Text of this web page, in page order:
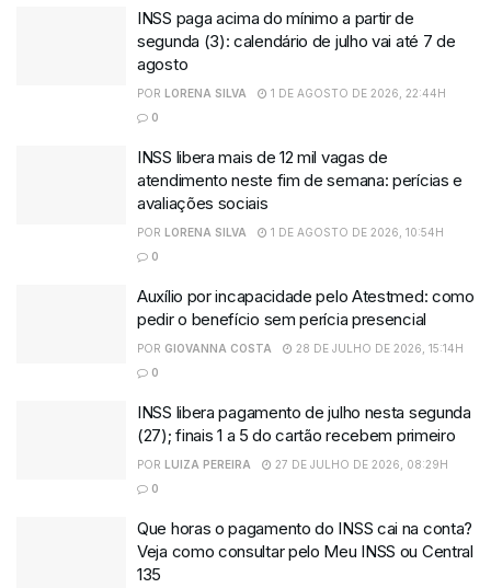
INSS paga acima do mínimo a partir de
segunda (3): calendário de julho vai até 7 de
agosto
POR LORENA SILVA
1 DE AGOSTO DE 2026, 22:44H
0
INSS libera mais de 12 mil vagas de
atendimento neste fim de semana: perícias e
avaliações sociais
POR LORENA SILVA
1 DE AGOSTO DE 2026, 10:54H
0
Auxílio por incapacidade pelo Atestmed: como
pedir o benefício sem perícia presencial
POR GIOVANNA COSTA
28 DE JULHO DE 2026, 15:14H
0
INSS libera pagamento de julho nesta segunda
(27); finais 1 a 5 do cartão recebem primeiro
POR LUIZA PEREIRA
27 DE JULHO DE 2026, 08:29H
0
Que horas o pagamento do INSS cai na conta?
Veja como consultar pelo Meu INSS ou Central
135